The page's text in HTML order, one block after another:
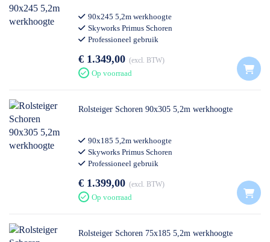
90x245 5,2m werkhoogte
Skyworks Primus Schoren
Professioneel gebruik
€ 1.349,00 excl. BTW
Op voorraad
Rolsteiger Schoren 90x305 5,2m werkhoogte
90x185 5,2m werkhoogte
Skyworks Primus Schoren
Professioneel gebruik
€ 1.399,00 excl. BTW
Op voorraad
Rolsteiger Schoren 75x185 5,2m werkhoogte